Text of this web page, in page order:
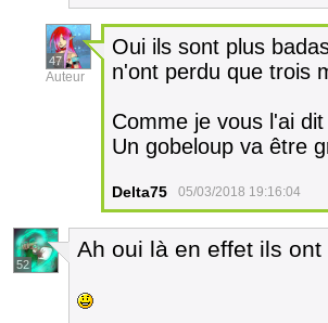
47
Auteur
Oui ils sont plus
n'ont perdu que trois
Comme je vous l'ai
Un gobeloup va être
Delta75 05/03/2018 19:16:04
52
Ah oui là en effet ils